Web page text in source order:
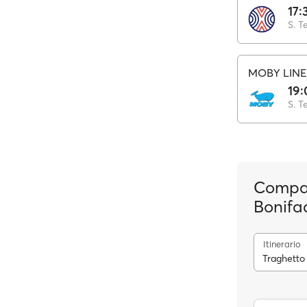
S.
MOBY
S.
Itinerario
Traghetto